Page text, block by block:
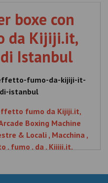
fumo-da-kijiji-it-
istanbul
fumo da Kijiji.it,
& Locali , Macchina ,
, fumo , da , Kijiji.it,
, Boxing , Machine ,
, Palestre , Locali